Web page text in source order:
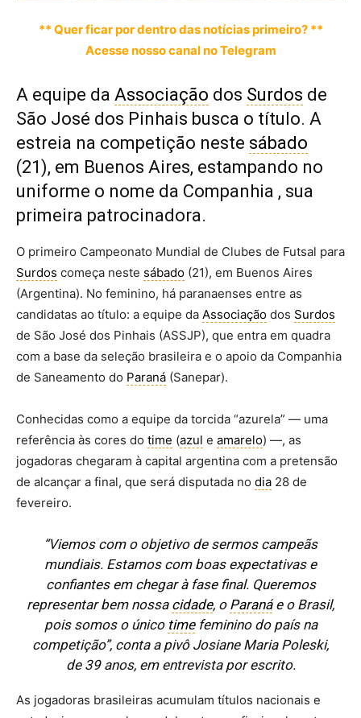
** Quer ficar por dentro das notícias primeiro? **
Acesse nosso canal no Telegram
A equipe da Associação dos Surdos de
São José dos Pinhais busca o título. A
estreia na competição neste sábado
(21), em Buenos Aires, estampando no
uniforme o nome da Companhia , sua
primeira patrocinadora.
O primeiro Campeonato Mundial de Clubes de Futsal para
Surdos começa neste sábado (21), em Buenos Aires
(Argentina). No feminino, há paranaenses entre as
candidatas ao título: a equipe da Associação dos Surdos
de São José dos Pinhais (ASSJP), que entra em quadra
com a base da seleção brasileira e o apoio da Companhia
de Saneamento do Paraná (Sanepar).
Conhecidas como a equipe da torcida “azurela” — uma
referência às cores do time (azul e amarelo) —, as
jogadoras chegaram à capital argentina com a pretensão
de alcançar a final, que será disputada no dia 28 de
fevereiro.
“Viemos com o objetivo de sermos campeãs
mundiais. Estamos com boas expectativas e
confiantes em chegar à fase final. Queremos
representar bem nossa cidade, o Paranáe o Brasil,
pois somos o único timefeminino do país na
competição”, conta a pivô Josiane Maria Poleski,
de 39 anos, em entrevista por escrito.
As jogadoras brasileiras acumulam títulos nacionais e